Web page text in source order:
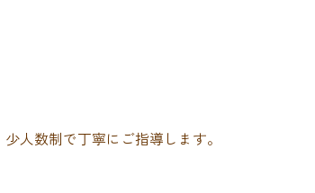
少人数制で丁寧にご指導します。